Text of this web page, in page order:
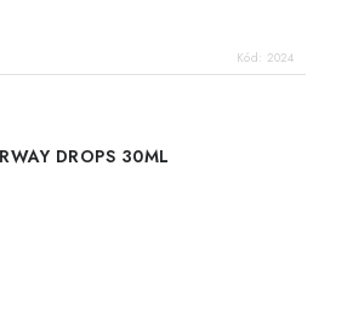
Kód: 2024
DROPS 30ML